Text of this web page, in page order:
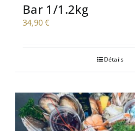
Bar 1/1.2kg
34,90€
Détails